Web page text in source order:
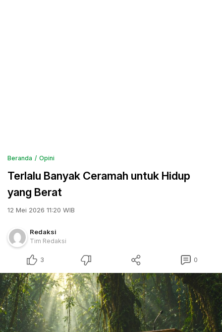
Beranda Opini
Terlalu Banyak Ceramah untuk Hidup
yang Berat
12 Mei 2026 11:20 WIB
Redaksi
Tim Redaksi
3 0